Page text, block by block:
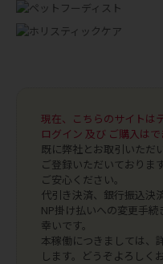
現在、こちらのサイトは
ログイン 及び ご購入は
既に弊社とお取引いただ
ご登録いただいておりま
ご安心ください。
代引き決済、銀行振込決
NP掛け払いへの変更手
幸いです。
本稼働につきましては、
します。どうぞよろしく